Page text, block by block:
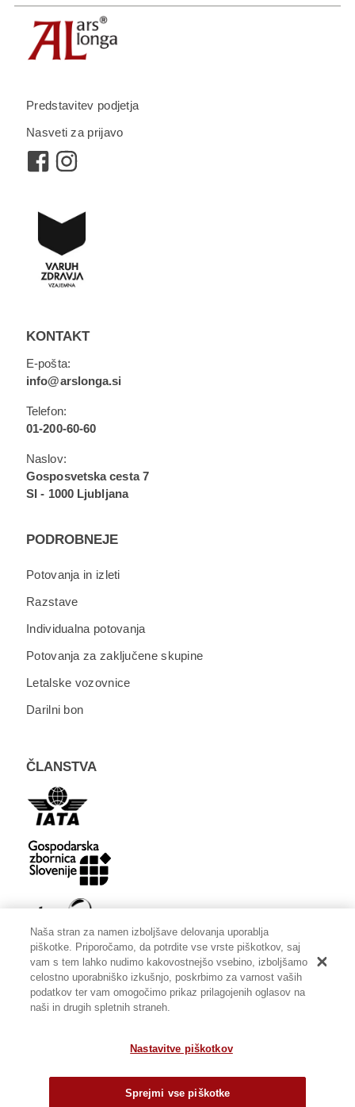
Predstavitev podjetja
Nasveti za prijavo
KONTAKT
E-pošta:
info@arslonga.si
Telefon:
01-200-60-60
Naslov:
Gosposvetska cesta 7
SI - 1000 Ljubljana
PODROBNEJE
Potovanja in izleti
Razstave
Individualna potovanja
Potovanja za zaključene skupine
Letalske vozovnice
Darilni bon
ČLANSTVA
BookinIT system
Naša stran za namen izboljšave delovanja uporablja
piškotke. Priporočamo, da potrdite vse vrste piškotkov, saj
vam s tem lahko nudimo kakovostnejšo vsebino, izboljšamo
celostno uporabniško izkušnjo, poskrbimo za varnost vaših
podatkov ter vam omogočimo prikaz prilagojenih oglasov na
naši in drugih spletnih straneh.
Nastavitve piškotkov
Sprejmi vse piškotke